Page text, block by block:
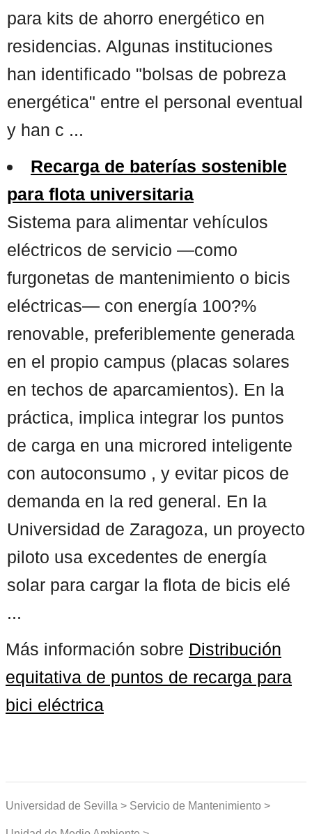
para kits de ahorro energético en
residencias. Algunas instituciones
han identificado "bolsas de pobreza
energética" entre el personal eventual
y han c ...
Recarga de baterías sostenible
para flota universitaria
Sistema para alimentar vehículos
eléctricos de servicio —como
furgonetas de mantenimiento o bicis
eléctricas— con energía 100?%
renovable, preferiblemente generada
en el propio campus (placas solares
en techos de aparcamientos). En la
práctica, implica integrar los puntos
de carga en una microred inteligente
con autoconsumo , y evitar picos de
demanda en la red general. En la
Universidad de Zaragoza, un proyecto
piloto usa excedentes de energía
solar para cargar la flota de bicis elé
...
Más información sobre Distribución
equitativa de puntos de recarga para
bici eléctrica
Universidad de Sevilla > Servicio de Mantenimiento >